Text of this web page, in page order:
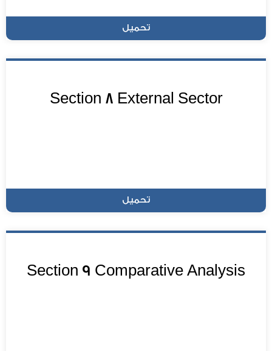
تحميل
Section 8 External Sector
تحميل
Section 9 Comparative Analysis